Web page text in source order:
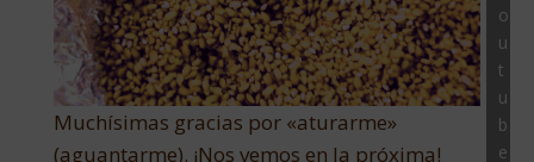
o
u
t
u
b
e
Muchísimas gracias por «aturarme»
(aguantarme). ¡Nos vemos en la próxima!